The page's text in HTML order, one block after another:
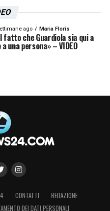
ago Maria Floris
che Guardiola sia qui a
una persona» – VIDEO
CONTATTI
REDAZIONE
DEI DATI PERSONALI